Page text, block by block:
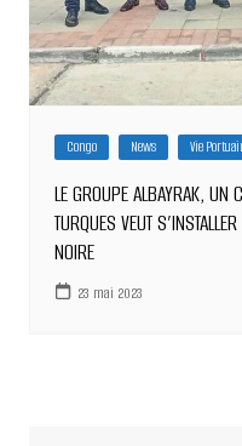
Congo News Vie
LE GROUPE ALBAYRAK, UN
TURQUES VEUT
NOIRE
23 mai 2023